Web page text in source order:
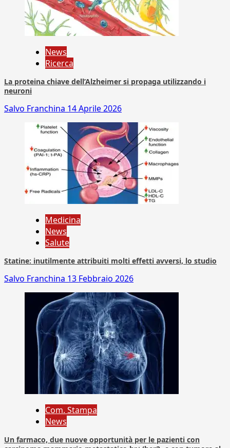
News
Ricerca
La proteina chiave dell’Alzheimer si propaga utilizzando i
neuroni
Salvo Franchina 14 Aprile 2026
Medicina
News
Salute
Statine: inutilmente attribuiti molti effetti avversi, lo studio
Salvo Franchina 13 Febbraio 2026
Com. Stampa
News
Un farmaco, due nuove opportunità per le pazienti con